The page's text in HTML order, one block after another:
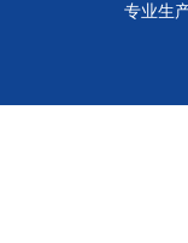
专业生